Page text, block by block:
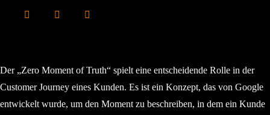
Der „Zero Moment of Truth“ spielt eine entscheidende Rolle in der
Customer Journey eines Kunden. Es ist ein Konzept, das von Google
entwickelt wurde, um den Moment zu beschreiben, in dem ein Kunde